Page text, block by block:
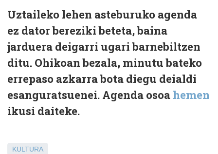
Uztaileko lehen asteburuko agenda
ez dator bereziki beteta, baina
jarduera deigarri ugari barnebiltzen
ditu. Ohikoan bezala, minutu bateko
errepaso azkarra bota diegu deialdi
esanguratsuenei. Agenda osoa hemen
ikusi daiteke.
KULTURA